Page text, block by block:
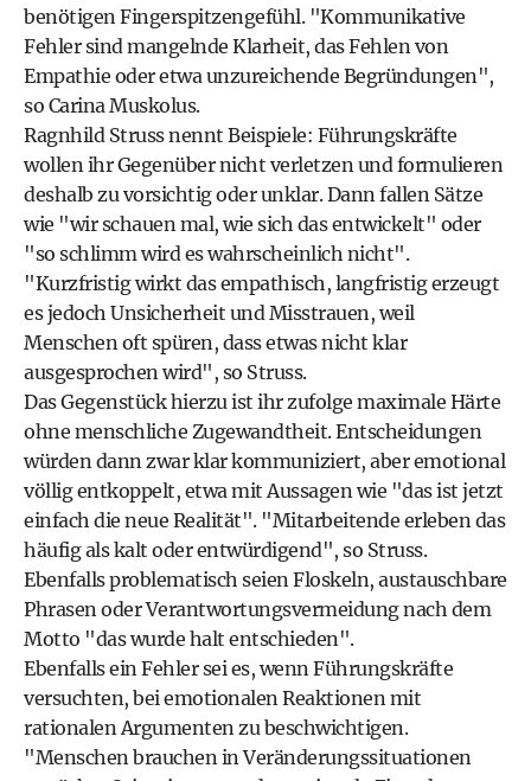
benötigen Fingerspitzengefühl. "Kommunikative
Fehler sind mangelnde Klarheit, das Fehlen von
Empathie oder etwa unzureichende Begründungen",
so Carina Muskolus.
Ragnhild Struss nennt Beispiele: Führungskräfte
wollen ihr Gegenüber nicht verletzen und formulieren
deshalb zu vorsichtig oder unklar. Dann fallen Sätze
wie "wir schauen mal, wie sich das entwickelt" oder
"so schlimm wird es wahrscheinlich nicht".
"Kurzfristig wirkt das empathisch, langfristig erzeugt
es jedoch Unsicherheit und Misstrauen, weil
Menschen oft spüren, dass etwas nicht klar
ausgesprochen wird", so Struss.
Das Gegenstück hierzu ist ihr zufolge maximale Härte
ohne menschliche Zugewandtheit. Entscheidungen
würden dann zwar klar kommuniziert, aber emotional
völlig entkoppelt, etwa mit Aussagen wie "das ist jetzt
einfach die neue Realität". "Mitarbeitende erleben das
häufig als kalt oder entwürdigend", so Struss.
Ebenfalls problematisch seien Floskeln, austauschbare
Phrasen oder Verantwortungsvermeidung nach dem
Motto "das wurde halt entschieden".
Ebenfalls ein Fehler sei es, wenn Führungskräfte
versuchten, bei emotionalen Reaktionen mit
rationalen Argumenten zu beschwichtigen.
"Menschen brauchen in Veränderungssituationen